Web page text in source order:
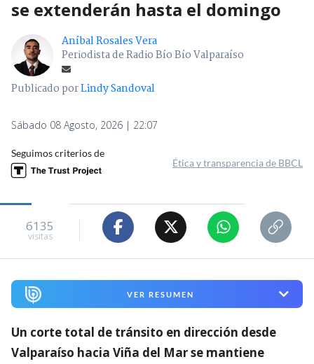
se extenderán hasta el domingo
Aníbal Rosales Vera
Periodista de Radio Bío Bío Valparaíso
Publicado porLindy Sandoval
Sábado 08 Agosto, 2026 | 22:07
Seguimos criterios de
Ética y transparencia de BBCL
6135
visitas
VER RESUMEN
Un corte total de tránsito en dirección desde
Valparaíso hacia Viña del Mar se mantiene